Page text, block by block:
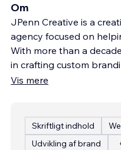
Om
JPenn Creative is a
agency focused on
With more than a
in crafting custom
Vis mere
Skriftligt indhold
Udvikling af brand